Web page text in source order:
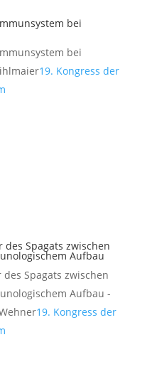
bei
bei
19. Kongress der
Spagats zwischen
Aufbau
Spagats zwischen
Aufbau -
19. Kongress der